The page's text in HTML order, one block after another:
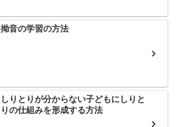
拗音の学習の方法
しりとりが分からない子どもにしりと
りの仕組みを形成する方法